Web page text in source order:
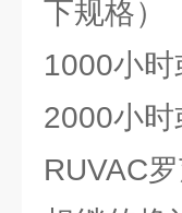
下规格）
1000小
2000小
RUVAC